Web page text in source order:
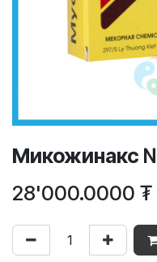
Микожинакс
28'000.0000 ₮